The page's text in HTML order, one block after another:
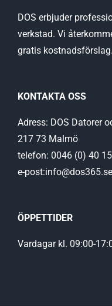
DOS erbjuder
verkstad. Vi
gratis kostnadsförslag.
KONTAKTA OSS
Adress: DOS Datorer
217 73 Malmö
telefon: 0046 (0) 40
e-post:info@dos365.se
ÖPPETTIDER
Vardagar kl. 09:00-